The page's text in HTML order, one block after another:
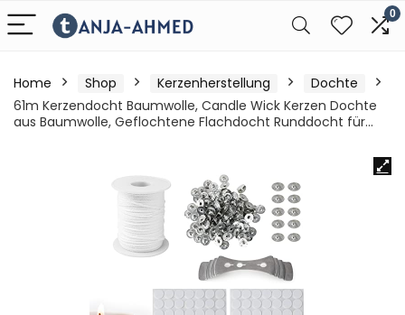
0
Home Shop Kerzenherstellung
Dochte
61m Kerzendocht Baumwolle, Candle Wick Kerzen Dochte
aus Baumwolle, Geflochtene Flachdocht Runddocht für…